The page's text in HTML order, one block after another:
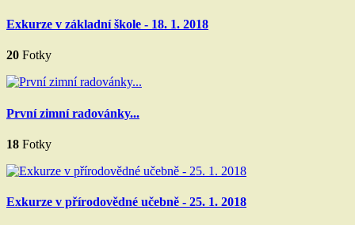
Exkurze v základní škole - 18. 1. 2018
20 Fotky
První zimní radovánky...
18 Fotky
Exkurze v přírodovědné učebně - 25. 1. 2018